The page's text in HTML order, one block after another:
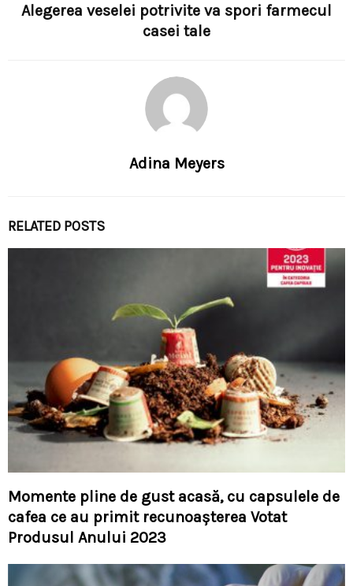
Alegerea veselei potrivite va spori farmecul
casei tale
Adina Meyers
RELATED POSTS
Momente pline de gust acasă, cu capsulele de
cafea ce au primit recunoașterea Votat
Produsul Anului 2023